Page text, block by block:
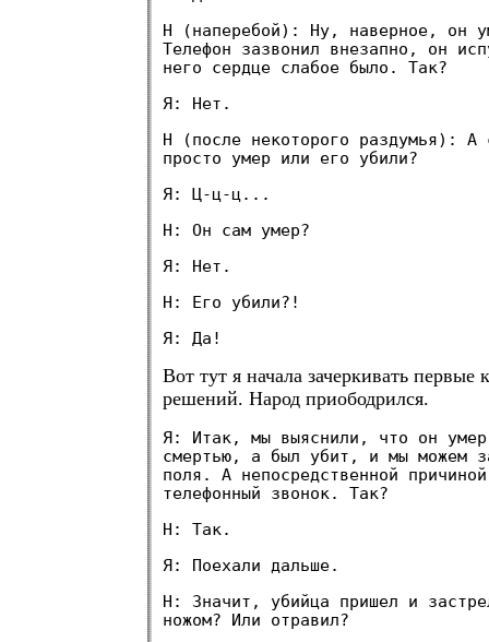
Н (наперебой): Ну, наверное, он
Телефон зазвонил внезапно, он
него сердце слабое было. Так?
Я: Нет.
Н (после некоторого раздумья): А
просто умер или его убили?
Я: Ц-ц-ц...
Н: Он сам умер?
Я: Нет.
Н: Его убили?!
Я: Да!
Вот тут я начала зачеркивать первые
решений. Народ приободрился.
Я: Итак, мы выяснили, что он умер
смертью, а был убит, и мы можем
поля. А непосредственной
телефонный звонок. Так?
Н: Так.
Я: Поехали дальше.
Н: Значит, убийца пришел и
ножом? Или отравил?